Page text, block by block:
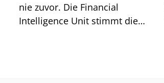
nie zuvor. Die Financial
Intelligence Unit stimmt die